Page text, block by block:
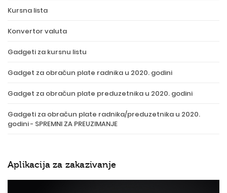
Kursna lista
Konvertor valuta
Gadgeti za kursnu listu
Gadget za obračun plate radnika u 2020. godini
Gadget za obračun plate preduzetnika u 2020. godini
Gadgeti za obračun plate radnika/preduzetnika u 2020.
godini - SPREMNI ZA PREUZIMANJE
Aplikacija za zakazivanje